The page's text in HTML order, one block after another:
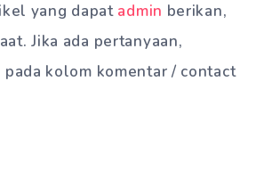
yang dapat admin berikan,
Jika ada pertanyaan,
kolom komentar / contact